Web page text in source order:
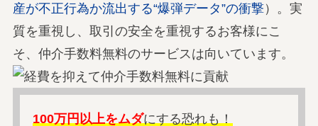
産が不正行為か流出する“爆弾データ”の衝撃）。実
質を重視し、取引の安全を重視するお客様にこ
そ、仲介手数料無料のサービスは向いています。
100万円以上をムダにする恐れも！